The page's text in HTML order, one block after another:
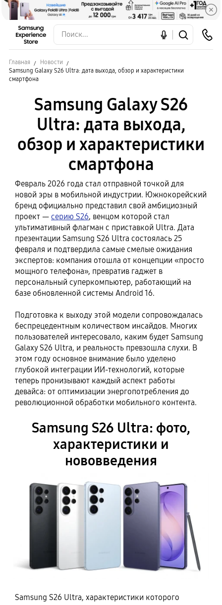
Главная
Новости
Samsung Galaxy S26 Ultra: дата выхода, обзор и характеристики
смартфона
Samsung Galaxy S26
Ultra: дата выхода,
обзор и характеристики
смартфона
Февраль 2026 года стал отправной точкой для
новой эры в мобильной индустрии. Южнокорейский
бренд официально представил свой амбициозный
проект — серию S26, венцом которой стал
ультимативный флагман с приставкой Ultra. Дата
презентации Samsung S26 Ultra состоялась 25
февраля и подтвердила самые смелые ожидания
экспертов: компания отошла от концепции «просто
мощного телефона», превратив гаджет в
персональный суперкомпьютер, работающий на
базе обновленной системы Android 16.
Подготовка к выходу этой модели сопровождалась
беспрецедентным количеством инсайдов. Многих
пользователей интересовало, каким будет Samsung
Galaxy S26 Ultra, и реальность превзошла слухи. В
этом году основное внимание было уделено
глубокой интеграции ИИ-технологий, которые
теперь пронизывают каждый аспект работы
девайса: от оптимизации энергопотребления до
революционной обработки мобильного контента.
Samsung S26 Ultra: фото,
характеристики и
нововведения
Samsung S26 Ultra, характеристики которого